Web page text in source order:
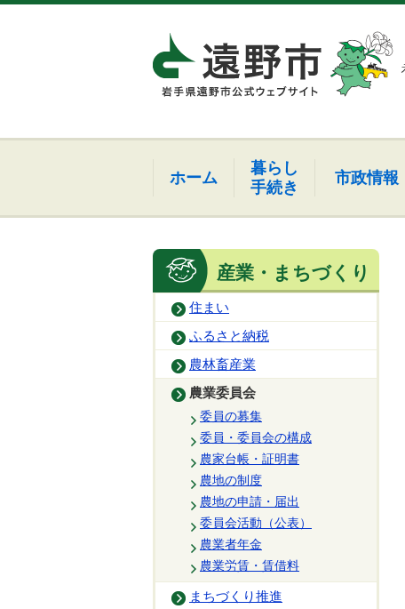
ホーム
暮らし
手続き
市政情報
産業・まちづくり
住まい
ふるさと納税
農林畜産業
農業委員会
委員の募集
委員・委員会の構成
農家台帳・証明書
農地の制度
農地の申請・届出
委員会活動（公表）
農業者年金
農業労賃・賃借料
まちづくり推進